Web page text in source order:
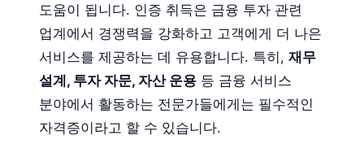
도움이 됩니다. 인증 취득은 금융 투자 관련
업계에서 경쟁력을 강화하고 고객에게 더 나은
서비스를 제공하는 데 유용합니다. 특히, 재무
설계, 투자 자문, 자산 운용 등 금융 서비스
분야에서 활동하는 전문가들에게는 필수적인
자격증이라고 할 수 있습니다.